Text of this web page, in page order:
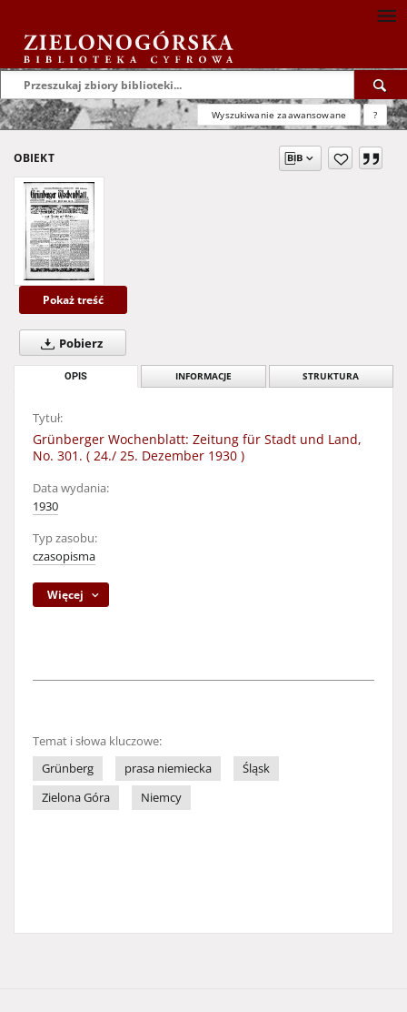
Wyszukiwanie zaawansowane ?
OBIEKT
Pokaż treść
Pobierz
OPIS INFORMACJE STRUKTURA
Tytuł:
Grünberger Wochenblatt: Zeitung für Stadt und Land,
No. 301. ( 24./ 25. Dezember 1930 )
Data wydania:
1930
Typ zasobu:
czasopisma
Więcej
Temat i słowa kluczowe:
Grünberg
prasa niemiecka
Śląsk
Zielona Góra
Niemcy